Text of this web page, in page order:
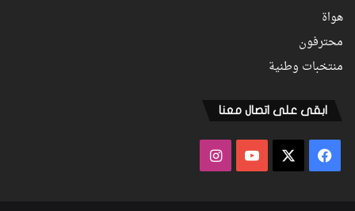
هواة
محترفون
منتخبات وطنية
ابقى على اتصال معنا
فيسبوك ‫YouTubeانستقرام